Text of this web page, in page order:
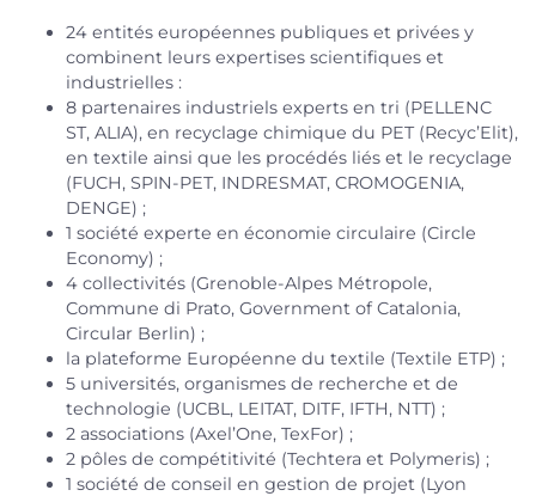
24 entités européennes publiques et privées y
combinent leurs expertises scientifiques et
industrielles :
8 partenaires industriels experts en tri (PELLENC
ST, ALIA), en recyclage chimique du PET (Recyc’Elit),
en textile ainsi que les procédés liés et le recyclage
(FUCH, SPIN-PET, INDRESMAT, CROMOGENIA,
DENGE) ;
1 société experte en économie circulaire (Circle
Economy) ;
4 collectivités (Grenoble-Alpes Métropole,
Commune di Prato, Government of Catalonia,
Circular Berlin) ;
la plateforme Européenne du textile (Textile ETP) ;
5 universités, organismes de recherche et de
technologie (UCBL, LEITAT, DITF, IFTH, NTT) ;
2 associations (Axel’One, TexFor) ;
2 pôles de compétitivité (Techtera et Polymeris) ;
1 société de conseil en gestion de projet (Lyon